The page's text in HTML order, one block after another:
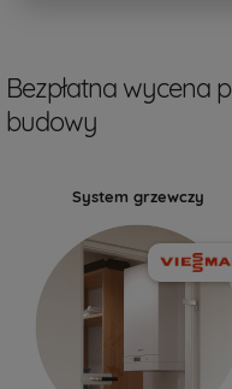
Bezpłatna wycena
budowy
System grzewczy